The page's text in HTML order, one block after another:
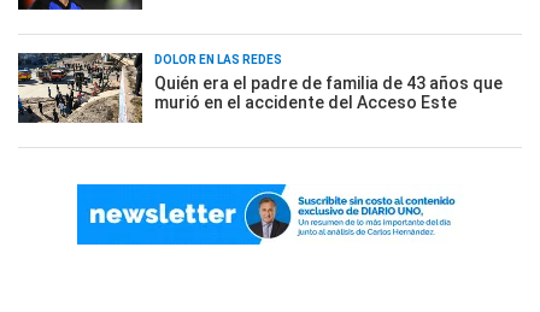
DOLOR EN LAS REDES
Quién era el padre de familia de 43 años que
murió en el accidente del Acceso Este